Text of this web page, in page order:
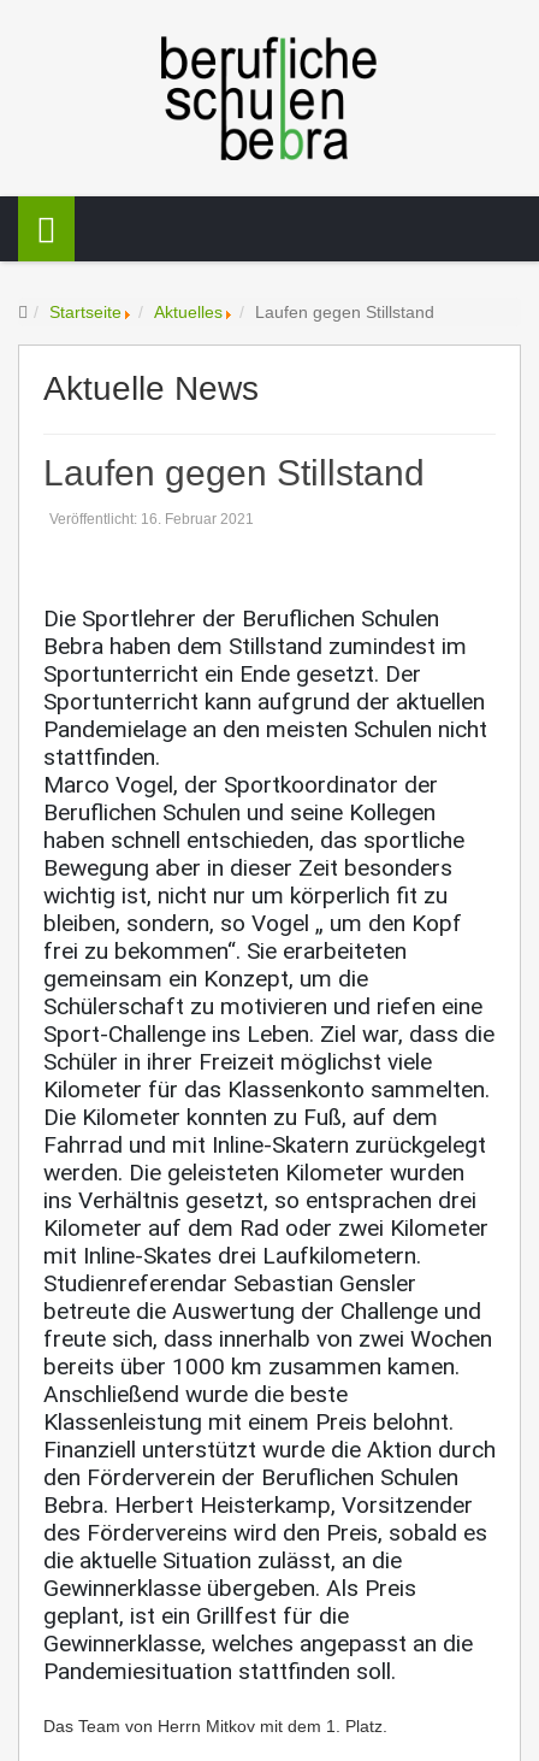
Startseite Aktuelles Laufen gegen Stillstand
Aktuelle News
Laufen gegen Stillstand
Veröffentlicht: 16. Februar 2021
Die Sportlehrer der Beruflichen Schulen
Bebra haben dem Stillstand zumindest im
Sportunterricht ein Ende gesetzt. Der
Sportunterricht kann aufgrund der aktuellen
Pandemielage an den meisten Schulen nicht
stattfinden.
Marco Vogel, der Sportkoordinator der
Beruflichen Schulen und seine Kollegen
haben schnell entschieden, das sportliche
Bewegung aber in dieser Zeit besonders
wichtig ist, nicht nur um körperlich fit zu
bleiben, sondern, so Vogel „ um den Kopf
frei zu bekommen“. Sie erarbeiteten
gemeinsam ein Konzept, um die
Schülerschaft zu motivieren und riefen eine
Sport-Challenge ins Leben. Ziel war, dass die
Schüler in ihrer Freizeit möglichst viele
Kilometer für das Klassenkonto sammelten.
Die Kilometer konnten zu Fuß, auf dem
Fahrrad und mit Inline-Skatern zurückgelegt
werden. Die geleisteten Kilometer wurden
ins Verhältnis gesetzt, so entsprachen drei
Kilometer auf dem Rad oder zwei Kilometer
mit Inline-Skates drei Laufkilometern.
Studienreferendar Sebastian Gensler
betreute die Auswertung der Challenge und
freute sich, dass innerhalb von zwei Wochen
bereits über 1000 km zusammen kamen.
Anschließend wurde die beste
Klassenleistung mit einem Preis belohnt.
Finanziell unterstützt wurde die Aktion durch
den Förderverein der Beruflichen Schulen
Bebra. Herbert Heisterkamp, Vorsitzender
des Fördervereins wird den Preis, sobald es
die aktuelle Situation zulässt, an die
Gewinnerklasse übergeben. Als Preis
geplant, ist ein Grillfest für die
Gewinnerklasse, welches angepasst an die
Pandemiesituation stattfinden soll.
Das Team von Herrn Mitkov mit dem 1. Platz.